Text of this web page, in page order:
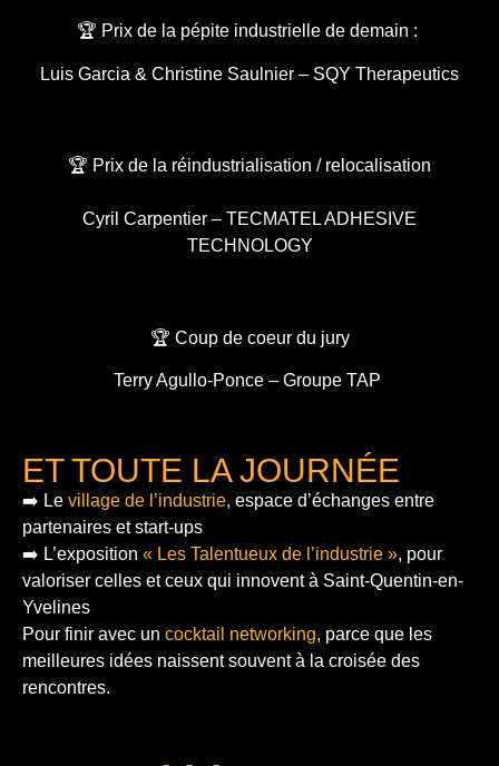
🏆 Prix de la pépite industrielle de demain :
Luis Garcia & Christine Saulnier – SQY Therapeutics
🏆 Prix de la réindustrialisation / relocalisation
Cyril Carpentier – TECMATEL ADHESIVE
TECHNOLOGY
🏆 Coup de coeur du jury
Terry Agullo-Ponce – Groupe TAP
ET TOUTE LA JOURNÉE
➡️ Le village de l’industrie, espace d’échanges entre
partenaires et start-ups
➡️ L’exposition « Les Talentueux de l’industrie », pour
valoriser celles et ceux qui innovent à Saint-Quentin-en-
Yvelines
Pour finir avec un cocktail networking, parce que les
meilleures idées naissent souvent à la croisée des
rencontres.